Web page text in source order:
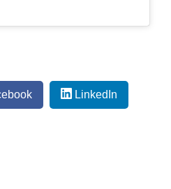
LinkedIn